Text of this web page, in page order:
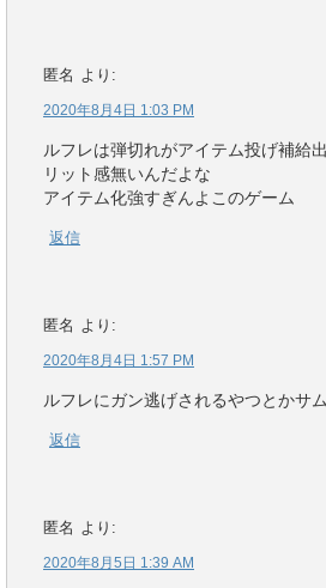
匿名 より:
2020年8月4日 1:03 PM
ルフレは弾切れがアイテム投げ補給
リット感無いんだよな
アイテム化強すぎんよこのゲーム
返信
匿名 より:
2020年8月4日 1:57 PM
ルフレにガン逃げされるやつとかサ
返信
匿名 より:
2020年8月5日 1:39 AM